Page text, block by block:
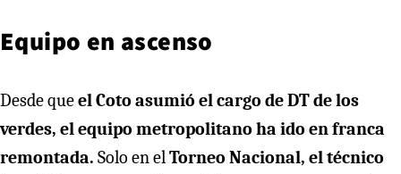
Equipo en ascenso
Desde queel Coto asumió el cargo de DT de los
verdes, el equipo metropolitano ha ido en franca
remontada. Solo en elTorneo Nacional, el técnico